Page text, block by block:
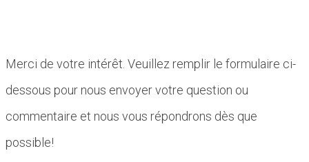
Merci de votre intérêt. Veuillez remplir le formulaire ci-
dessous pour nous envoyer votre question ou
commentaire et nous vous répondrons dès que
possible!